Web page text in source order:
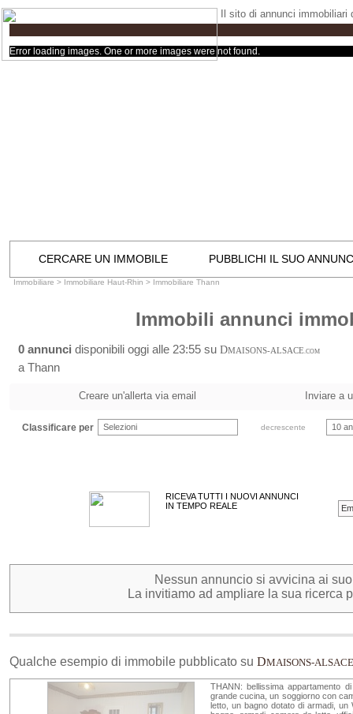
Il sito di annunci immobiliari
Error loading images. One or more images were not found.
CERCARE UN IMMOBILE PUBBLICHI IL SUO
Immobiliare > Immobiliare Haut-Rhin > Immobiliare Thann
Immobili annunci
0 annunci disponibili oggi alle 23:55 su DMAISONS-ALSACE.COM
a Thann
Creare un'allerta via email Inviare a
Classificare per Selezioni decrescente 10
RICEVA TUTTI I NUOVI ANNUNCI
IN TEMPO REALE
Nessun annuncio si avvicina ai
La invitiamo ad ampliare la sua ricerca
Qualche esempio di immobile pubblicato su DMAISONS-ALSACE
THANN: bellissima appartamento
grande cucina, un soggiorno con
letto, un bagno dotato di armadi,